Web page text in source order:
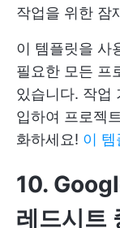
작업을 위한 잠
이 템플릿을 사
필요한 모든 프
있습니다. 작업
입하여 프로젝
화하세요! 이 템
10.
레드시트